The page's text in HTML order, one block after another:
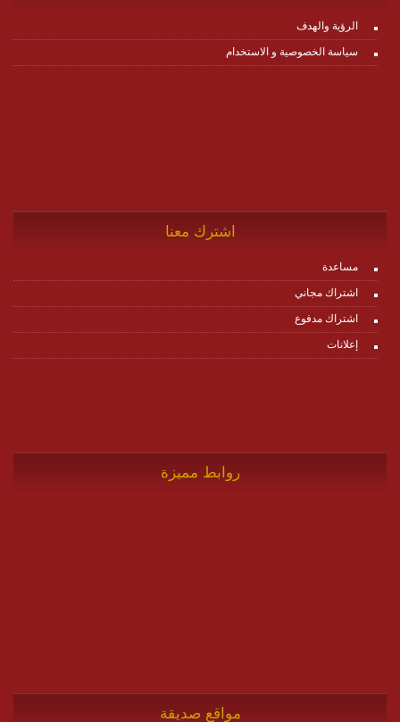
الرؤية والهدف
سياسة الخصوصية و الاستخدام
اشترك معنا
مساعدة
اشتراك مجاني
اشتراك مدفوع
إعلانات
روابط مميزة
مواقع صديقة